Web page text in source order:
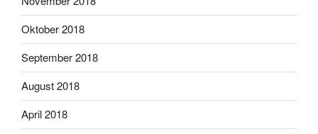
Oktober 2018
September 2018
August 2018
April 2018